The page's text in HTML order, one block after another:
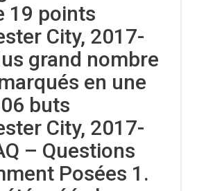
19 points
City, 2017-
grand nombre
en une
buts
City, 2017-
– Questions
Posées 1.